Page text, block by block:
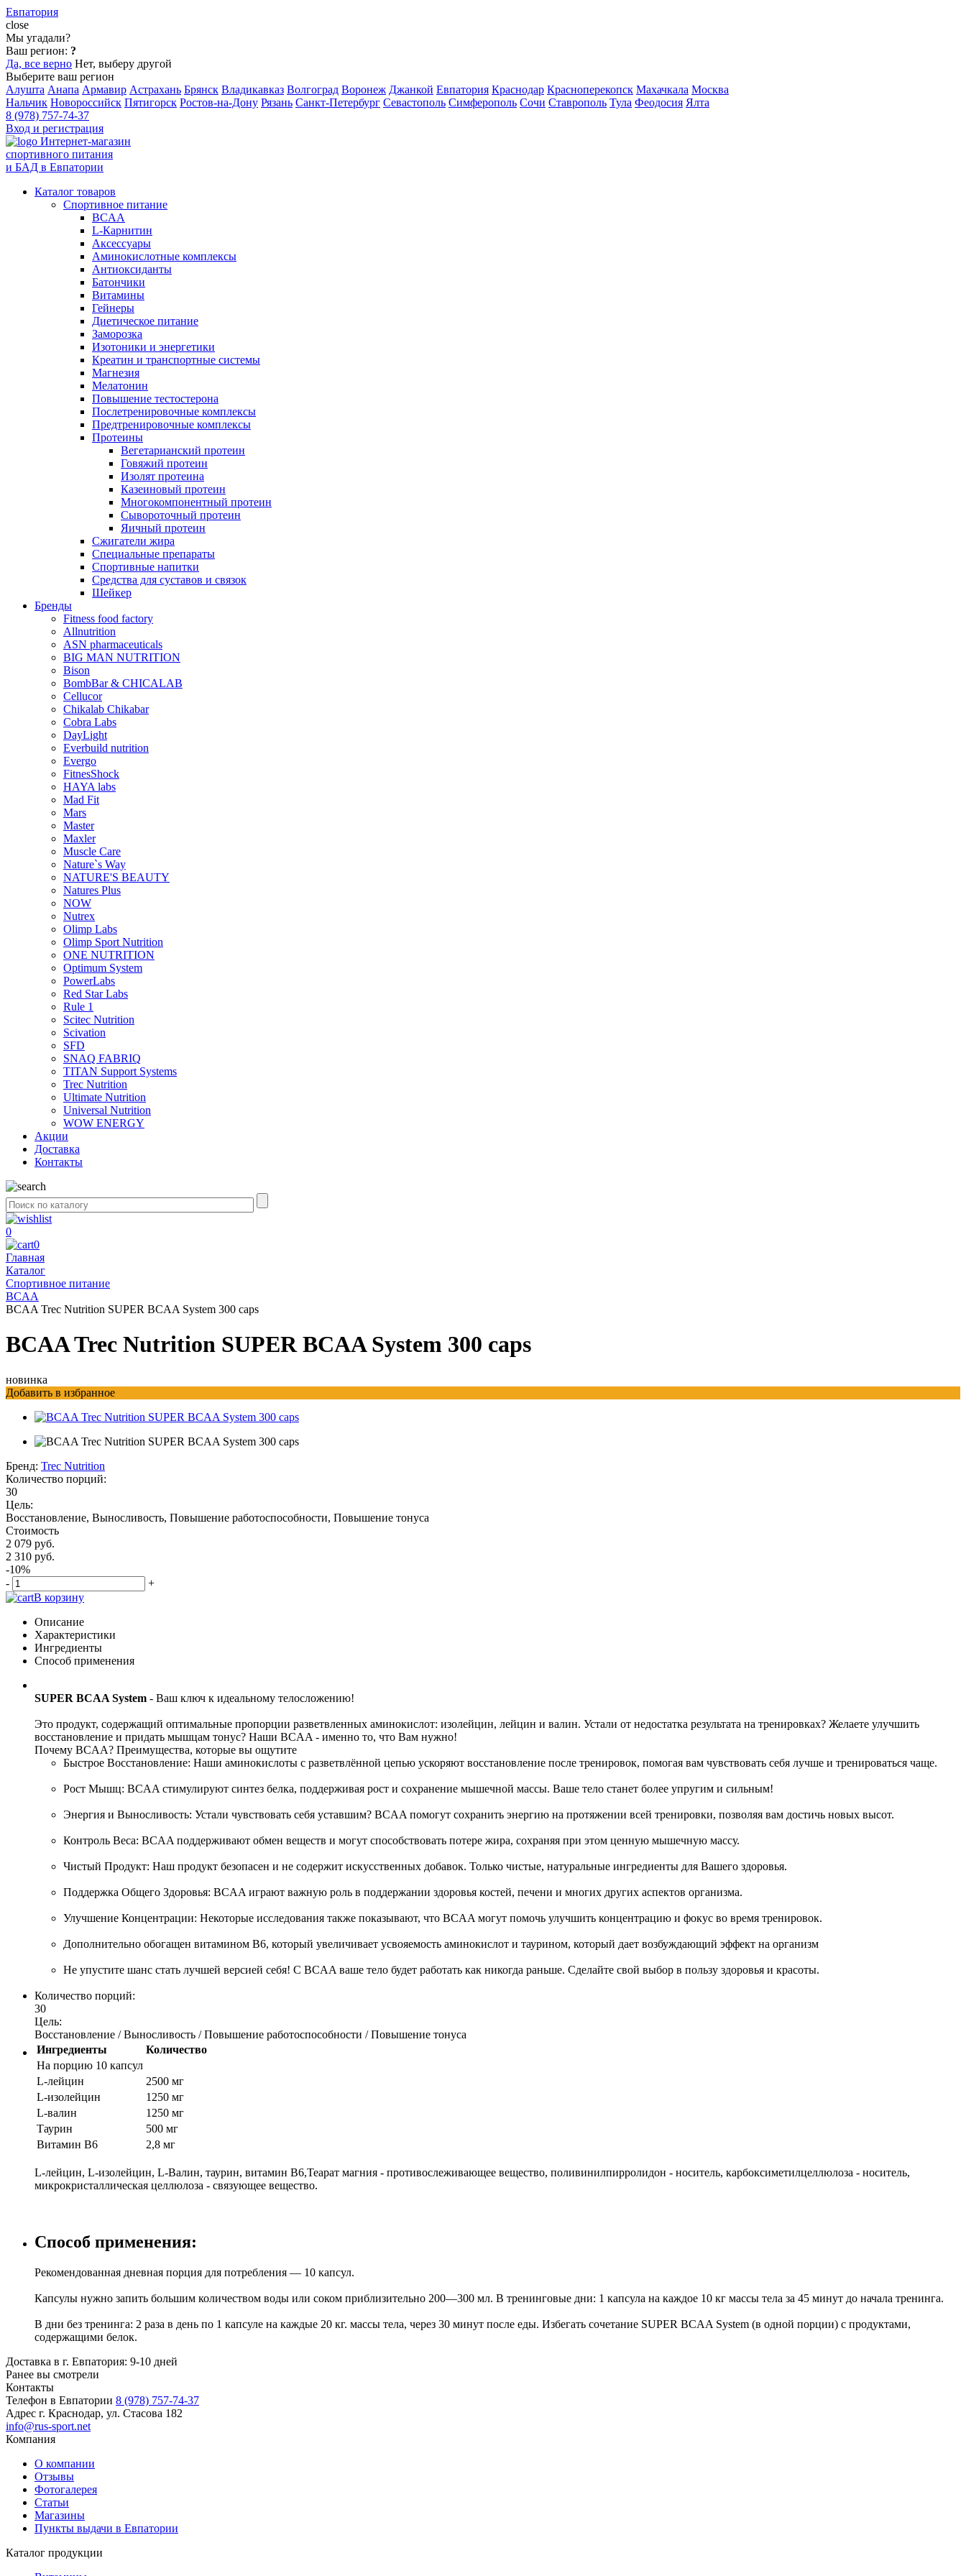
Евпатория
close
Мы угадали?
Ваш регион: ?
Да, все верно Нет, выберу другой
Выберите ваш регион
Алушта Анапа Армавир Астрахань Брянск Владикавказ Волгоград Воронеж Джанкой Евпатория Краснодар Красноперекопск Махачкала Москва
Нальчик Новороссийск Пятигорск Ростов-на-Дону Рязань Санкт-Петербург Севастополь Симферополь Сочи Ставрополь Тула Феодосия Ялта
8 (978) 757-74-37
Вход и регистрация
Интернет-магазин
спортивного питания
и БАД в Евпатории
Каталог товаров
Спортивное питание
BCAA
L-Карнитин
Аксессуары
Аминокислотные комплексы
Антиоксиданты
Батончики
Витамины
Гейнеры
Диетическое питание
Заморозка
Изотоники и энергетики
Креатин и транспортные системы
Магнезия
Мелатонин
Повышение тестостерона
Послетренировочные комплексы
Предтренировочные комплексы
Протеины
Вегетарианский протеин
Говяжий протеин
Изолят протеина
Казеиновый протеин
Многокомпонентный протеин
Сывороточный протеин
Яичный протеин
Сжигатели жира
Специальные препараты
Спортивные напитки
Средства для суставов и связок
Шейкер
Бренды
Fitness food factory
Allnutrition
ASN pharmaceuticals
BIG MAN NUTRITION
Bison
BombBar & CHICALAB
Cellucor
Chikalab Chikabar
Cobra Labs
DayLight
Everbuild nutrition
Evergo
FitnesShock
HAYA labs
Mad Fit
Mars
Master
Maxler
Muscle Care
Nature`s Way
NATURE'S BEAUTY
Natures Plus
NOW
Nutrex
Olimp Labs
Olimp Sport Nutrition
ONE NUTRITION
Optimum System
PowerLabs
Red Star Labs
Rule 1
Scitec Nutrition
Scivation
SFD
SNAQ FABRIQ
TITAN Support Systems
Trec Nutrition
Ultimate Nutrition
Universal Nutrition
WOW ENERGY
Акции
Доставка
Контакты
0
0
Главная
Каталог
Спортивное питание
BCAA
BCAA Trec Nutrition SUPER BCAA System 300 caps
BCAA Trec Nutrition SUPER BCAA System 300 caps
новинка
Добавить в избранное
Бренд: Trec Nutrition
Количество порций:
30
Цель:
Восстановление, Выносливость, Повышение работоспособности, Повышение тонуса
Стоимость
2 079 руб.
2 310 руб.
-10%
-
+
В корзину
Описание
Характеристики
Ингредиенты
Способ применения
SUPER BCAA System - Ваш ключ к идеальному телосложению!
Это продукт, содержащий оптимальные пропорции разветвленных аминокислот: изолейцин, лейцин и валин. Устали от недостатка результата на тренировках? Желаете улучшить
восстановление и придать мышцам тонус? Наши BCAA - именно то, что Вам нужно!
Почему BCAA? Преимущества, которые вы ощутите
Быстрое Восстановление: Наши аминокислоты с разветвлённой цепью ускоряют восстановление после тренировок, помогая вам чувствовать себя лучше и тренироваться чаще.
Рост Мышц: BCAA стимулируют синтез белка, поддерживая рост и сохранение мышечной массы. Ваше тело станет более упругим и сильным!
Энергия и Выносливость: Устали чувствовать себя уставшим? BCAA помогут сохранить энергию на протяжении всей тренировки, позволяя вам достичь новых высот.
Контроль Веса: BCAA поддерживают обмен веществ и могут способствовать потере жира, сохраняя при этом ценную мышечную массу.
Чистый Продукт: Наш продукт безопасен и не содержит искусственных добавок. Только чистые, натуральные ингредиенты для Вашего здоровья.
Поддержка Общего Здоровья: BCAA играют важную роль в поддержании здоровья костей, печени и многих других аспектов организма.
Улучшение Концентрации: Некоторые исследования также показывают, что BCAA могут помочь улучшить концентрацию и фокус во время тренировок.
Дополнительно обогащен витамином B6, который увеличивает усвояемость аминокислот и таурином, который дает возбуждающий эффект на организм
Не упустите шанс стать лучшей версией себя! С BCAA ваше тело будет работать как никогда раньше. Сделайте свой выбор в пользу здоровья и красоты.
Количество порций:
30
Цель:
Восстановление / Выносливость / Повышение работоспособности / Повышение тонуса
Ингредиенты
Количество
На порцию 10 капсул
L-лейцин
2500 мг
L-изолейцин
1250 мг
L-валин
1250 мг
Таурин
500 мг
Витамин В6
2,8 мг
L-лейцин, L-изолейцин, L-Валин, таурин, витамин В6,Теарат магния - противослеживающее вещество, поливинилпирролидон - носитель, карбоксиметилцеллюлоза - носитель,
микрокристаллическая целлюлоза - связующее вещество.
Способ применения:
Рекомендованная дневная порция для потребления — 10 капсул.
Капсулы нужно запить большим количеством воды или соком приблизительно 200—300 мл. В тренинговые дни: 1 капсула на каждое 10 кг массы тела за 45 минут до начала тренинга.
В дни без тренинга: 2 раза в день по 1 капсуле на каждые 20 кг. массы тела, через 30 минут после еды. Избегать сочетание SUPER BCAA System (в одной порции) с продуктами,
содержащими белок.
Доставка в г. Евпатория: 9-10 дней
Ранее вы смотрели
Контакты
Телефон в Евпатории 8 (978) 757-74-37
Адрес г. Краснодар, ул. Стасова 182
info@rus-sport.net
Компания
О компании
Отзывы
Фотогалерея
Статьи
Магазины
Пункты выдачи в Евпатории
Каталог продукции